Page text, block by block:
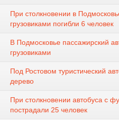
При столкновении в
грузовиками погибли 6 человек
В Подмосковье пассажирский
грузовиками
Под Ростовом туристический
дерево
При столкновении автобуса с
пострадали 25 человек